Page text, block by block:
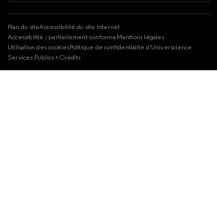
Plan du siteAccessibilité du site internet
Accessibilité : partiellement conformeMentions légales
Utilisation des cookiesPolitique de confidentialité d'Universcience
Services Publics +Crédits